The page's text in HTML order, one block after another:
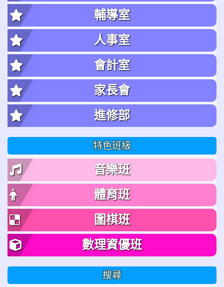
輔導室
人事室
會計室
家長會
進修部
特色班級
音樂班
體育班
圍棋班
數理資優班
搜尋